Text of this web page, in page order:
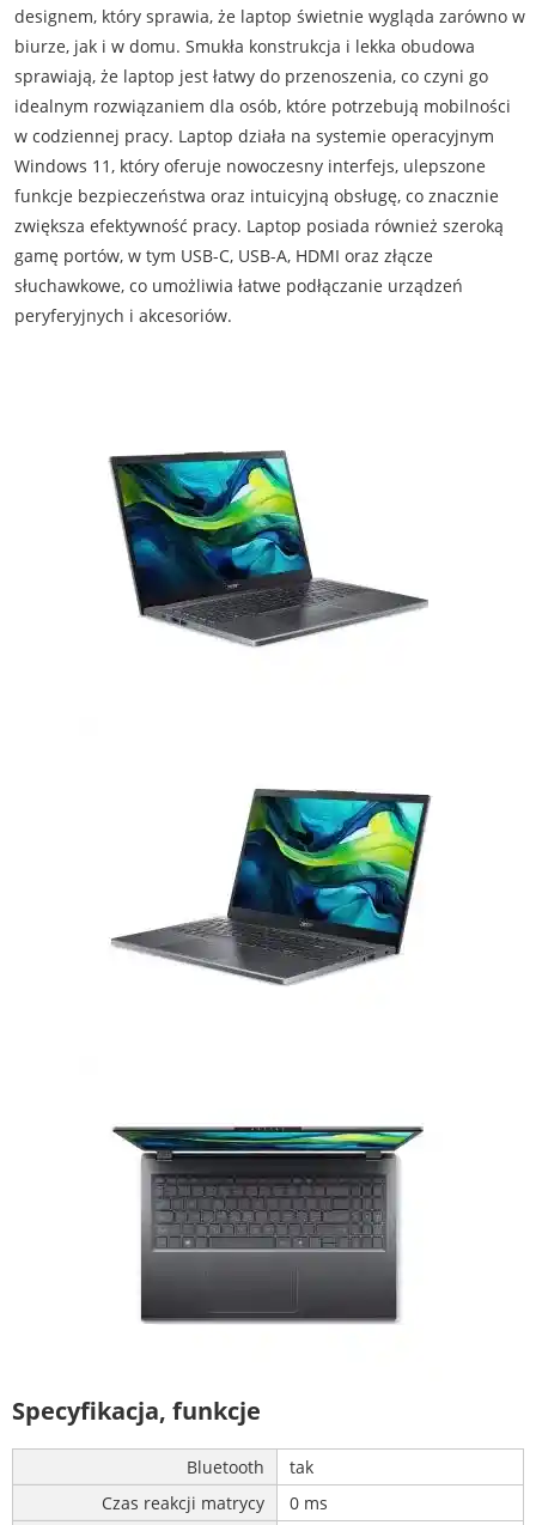
designem, który sprawia, że laptop świetnie wygląda zarówno w
biurze, jak i w domu. Smukła konstrukcja i lekka obudowa
sprawiają, że laptop jest łatwy do przenoszenia, co czyni go
idealnym rozwiązaniem dla osób, które potrzebują mobilności
w codziennej pracy. Laptop działa na systemie operacyjnym
Windows 11, który oferuje nowoczesny interfejs, ulepszone
funkcje bezpieczeństwa oraz intuicyjną obsługę, co znacznie
zwiększa efektywność pracy. Laptop posiada również szeroką
gamę portów, w tym USB-C, USB-A, HDMI oraz złącze
słuchawkowe, co umożliwia łatwe podłączanie urządzeń
peryferyjnych i akcesoriów.
Specyfikacja, funkcje
Bluetooth
tak
Czas reakcji matrycy
0 ms